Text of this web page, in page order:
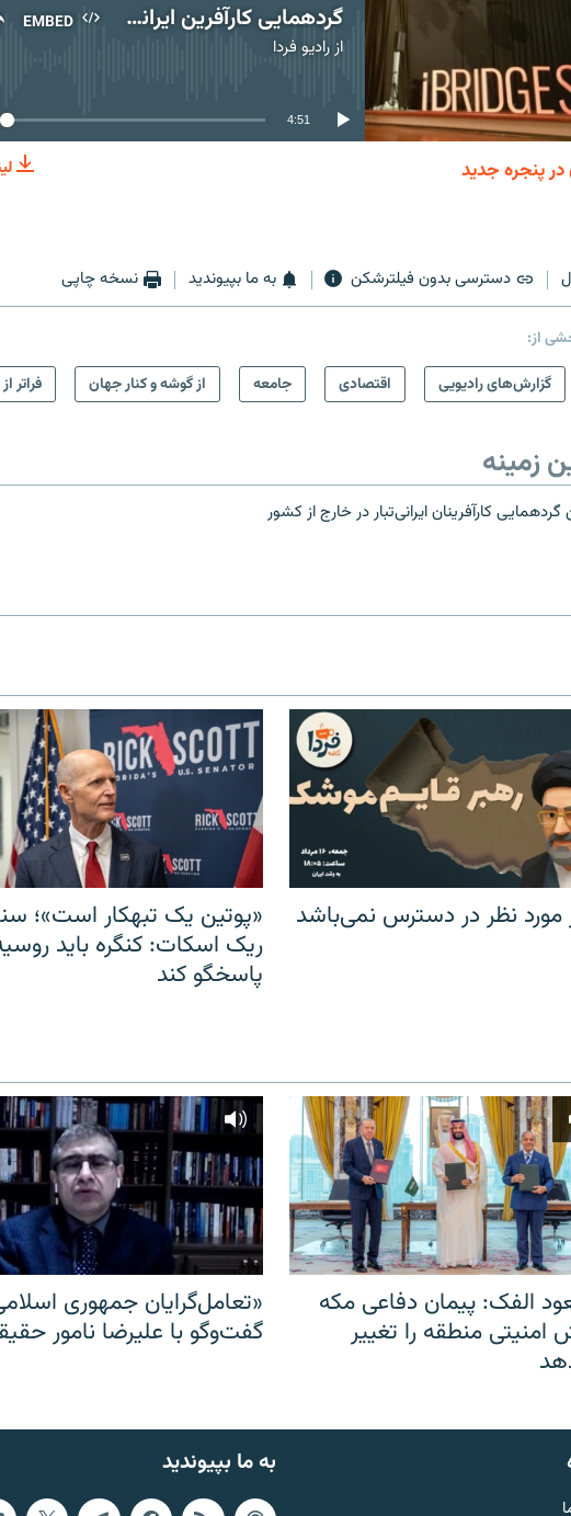
EMBED گردهمایی کارآفرین ایرانی در کنفرانس آی بریجز در بارسلون
ازرادیو فردا
No media source currently available
4:51
در پنجره جدید
دسترسی بدون فیلترشکن به ما بپیوندید نسخه چاپی
از:
گزارش‌های رادیویی اقتصادی جامعه از گوشه و کنار جهان فراتر
زمینه
گردهمایی کارآفرینان ایرانی‌تبار در خارج از کشور
مورد نظر در دسترس نمی‌باشد
«پوتین یک تبهکار است»؛
ریک اسکات: کنگره باید
پاسخگو کند
الفک: پیمان دفاعی مکه
امنیتی منطقه را تغییر
«تعامل‌گرایان جمهوری
گفت‌وگو با علیرضا نامور
به ما بپیوندید